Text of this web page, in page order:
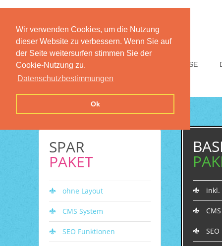
Wir verwenden Cookies, um die Nutzung
dieser Website zu verbessern. Wenn Sie auf
der Seite weitersurfen stimmen Sie der
Cookie-Nutzung zu.
Datenschutzbestimmungen
Ok
HOME PREISE
SPAR
PAKET
ohne Layout
CMS System
SEO Funktionen
inkl.